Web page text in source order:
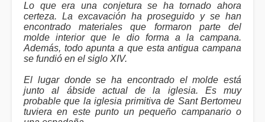
Lo que era una conjetura se ha tornado ahora
certeza. La excavación ha proseguido y se han
encontrado materiales que formaron parte del
molde interior que le dio forma a la campana.
Además, todo apunta a que esta antigua campana
se fundió en el siglo XIV.
El lugar donde se ha encontrado el molde está
junto al ábside actual de la iglesia. Es muy
probable que la iglesia primitiva de Sant Bertomeu
tuviera en este punto un pequeño campanario o